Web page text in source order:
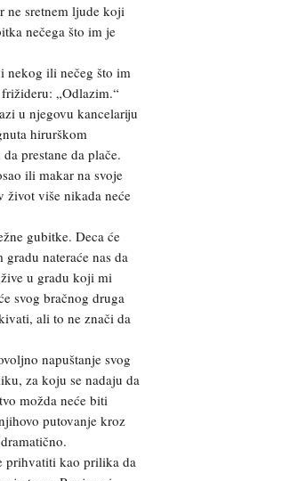
ne sretnem ljude koji
nečega što im je
nekog ili nečeg što im
„Odlazim.“
u njegovu kancelariju
hirurškom
prestane da plače.
ili makar na svoje
život više nikada neće
gubitke. Deca će
nateraće nas da
u gradu koji mi
svog bračnog druga
ali to ne znači da
napuštanje svog
za koju se nadaju da
možda neće biti
putovanje kroz
prihvatiti kao prilika da